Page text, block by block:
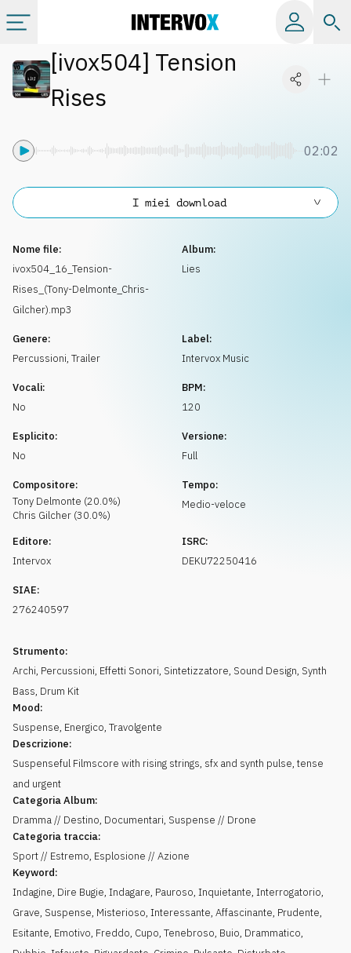
Categorie
Info
Richiedi musica
[ivox504] Tension
Rises
02:02
Nome file:
ivox504_16_Tension-
Rises_(Tony-Delmonte_Chris-
Gilcher).mp3
Album:
Lies
Genere:
Percussioni, Trailer
Label:
Intervox Music
Vocali:
No
BPM:
120
Esplicito:
No
Versione:
Full
Compositore:
Tony Delmonte (20.0%)
Chris Gilcher (30.0%)
Tempo:
Medio-veloce
Editore:
Intervox
ISRC:
DEKU72250416
SIAE:
276240597
Strumento:
Archi, Percussioni, Effetti Sonori, Sintetizzatore, Sound Design, Synth
Bass, Drum Kit
Mood:
Suspense, Energico, Travolgente
Descrizione:
Suspenseful Filmscore with rising strings, sfx and synth pulse, tense
and urgent
Categoria Album:
Dramma // Destino, Documentari, Suspense // Drone
Categoria traccia:
Sport // Estremo, Esplosione // Azione
Keyword:
Indagine, Dire Bugie, Indagare, Pauroso, Inquietante, Interrogatorio,
Grave, Suspense, Misterioso, Interessante, Affascinante, Prudente,
Esitante, Emotivo, Freddo, Cupo, Tenebroso, Buio, Drammatico,
I miei download